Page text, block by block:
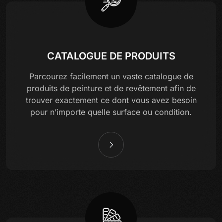
CATALOGUE DE PRODUITS
Parcourez facilement un vaste catalogue de
produits de peinture et de revêtement afin de
trouver exactement ce dont vous avez besoin
pour n’importe quelle surface ou condition.